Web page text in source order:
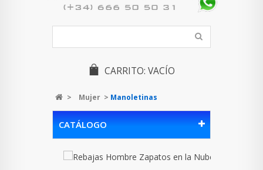
CARRITO: VACÍO
> Mujer > Manoletinas
CATÁLOGO